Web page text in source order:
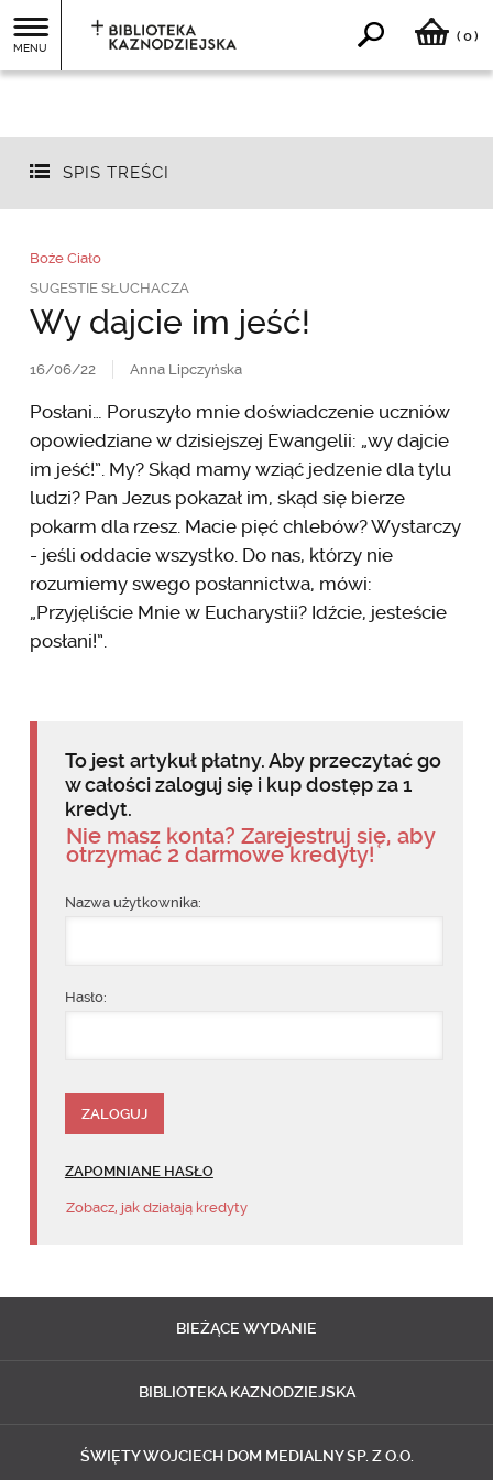
MENU
( 0)
SPIS TREŚCI
Boże Ciało
SUGESTIE SŁUCHACZA
Wy dajcie im jeść!
16/06/22 Anna Lipczyńska
Posłani… Poruszyło mnie doświadczenie uczniów
opowiedziane w dzisiejszej Ewangelii: „wy dajcie
im jeść!”. My? Skąd mamy wziąć jedzenie dla tylu
ludzi? Pan Jezus pokazał im, skąd się bierze
pokarm dla rzesz. Macie pięć chlebów? Wystarczy
- jeśli oddacie wszystko. Do nas, którzy nie
rozumiemy swego posłannictwa, mówi:
„Przyjęliście Mnie w Eucharystii? Idźcie, jesteście
posłani!”.
To jest artykuł płatny. Aby przeczytać go
w całości zaloguj się i kup dostęp za 1
kredyt.
Nie masz konta? Zarejestruj się, aby
otrzymać 2 darmowe kredyty!
Nazwa użytkownika:
Hasło:
ZAPOMNIANE HASŁO
Zobacz, jak działają kredyty
BIEŻĄCE WYDANIE
BIBLIOTEKA KAZNODZIEJSKA
ŚWIĘTY WOJCIECH DOM MEDIALNY SP. Z O.O.